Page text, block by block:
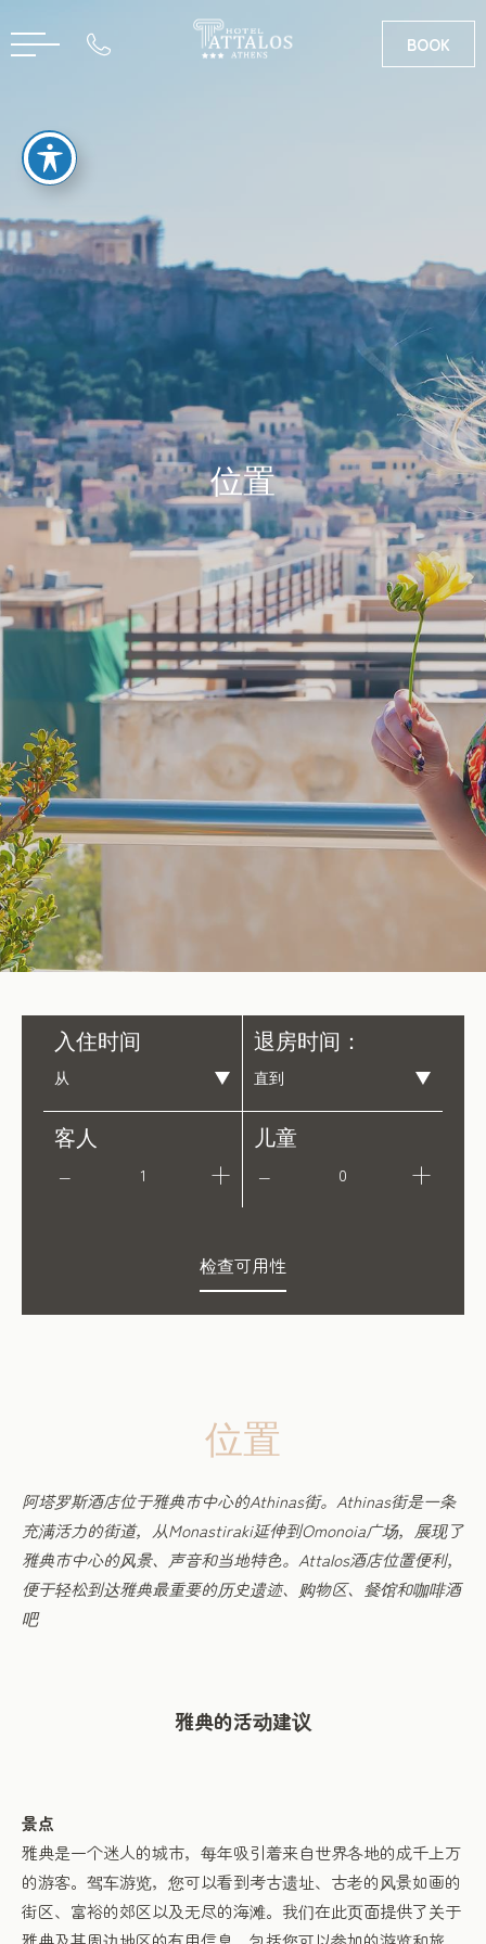
BOOK
位置
入住时间 退房时间：
客人
1
儿童
0
检查可用性
位置
阿塔罗斯酒店位于雅典市中心的Athinas街。Athinas街是一条
充满活力的街道，从Monastiraki延伸到Omonoia广场，展现了
雅典市中心的风景、声音和当地特色。Attalos酒店位置便利，
便于轻松到达雅典最重要的历史遗迹、购物区、餐馆和咖啡酒
吧
雅典的活动建议
景点
雅典是一个迷人的城市，每年吸引着来自世界各地的成千上万
的游客。驾车游览，您可以看到考古遗址、古老的风景如画的
街区、富裕的郊区以及无尽的海滩。我们在此页面提供了关于